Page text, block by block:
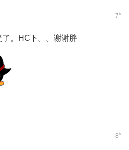
7#
。HC下。。谢谢胖
8#